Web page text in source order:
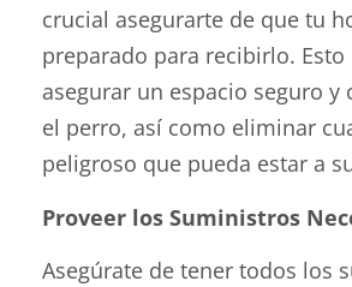
crucial asegurarte de que tu
preparado para recibirlo. Esto
asegurar un espacio seguro y
el perro, así como eliminar
peligroso que pueda estar a
Proveer los Suministros
Asegúrate de tener todos los